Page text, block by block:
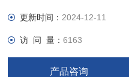
更新时间： 2024-12-11
访 问 量：6163
产品咨询